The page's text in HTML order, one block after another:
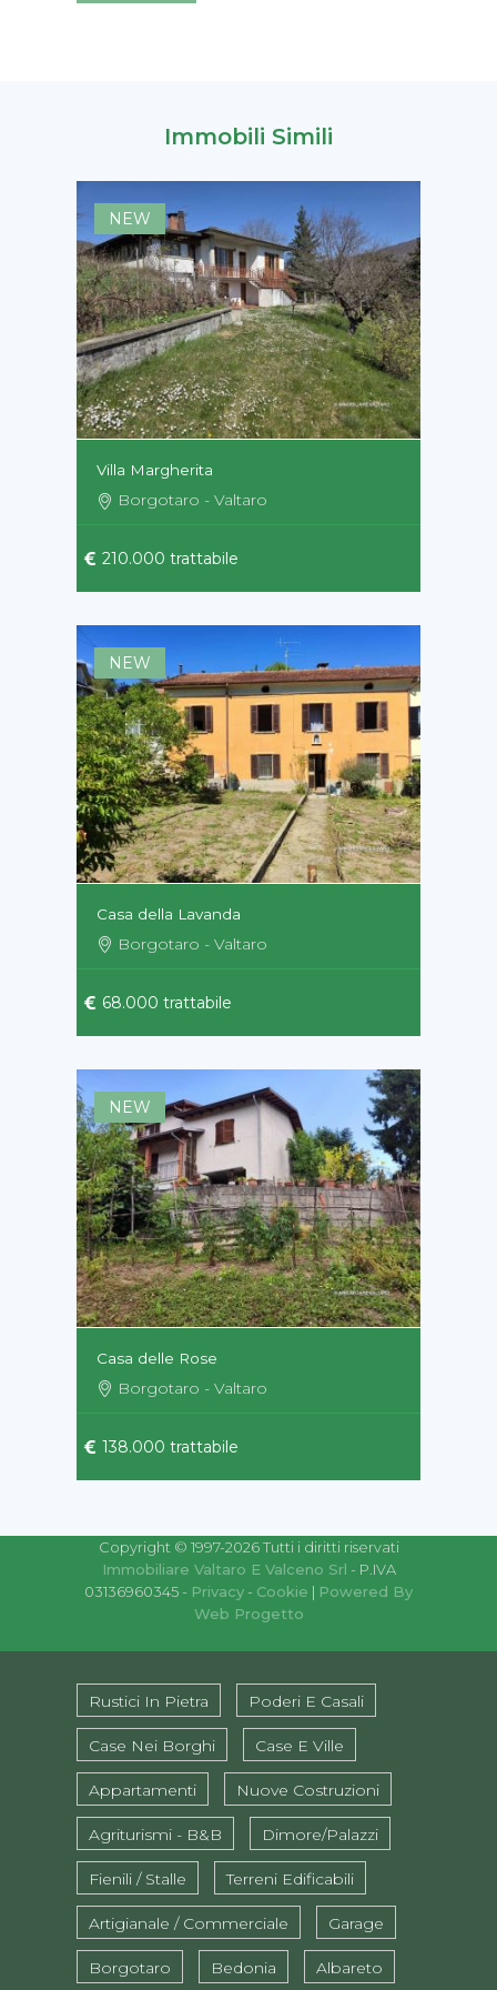
Immobili Simili
NEW
Villa Margherita
Borgotaro - Valtaro
210.000 trattabile
NEW
Casa della Lavanda
Borgotaro - Valtaro
68.000 trattabile
NEW
Casa delle Rose
Borgotaro - Valtaro
138.000 trattabile
Copyright © 1997-2026 Tutti i diritti riservati
Immobiliare Valtaro E Valceno Srl - P.IVA
03136960345 - Privacy - Cookie | Powered By
Web Progetto
Rustici In Pietra Poderi E Casali
Case Nei Borghi Case E Ville
Appartamenti Nuove Costruzioni
Agriturismi - B&B Dimore/Palazzi
Fienili / Stalle Terreni Edificabili
Artigianale / Commerciale Garage
Borgotaro Bedonia Albareto